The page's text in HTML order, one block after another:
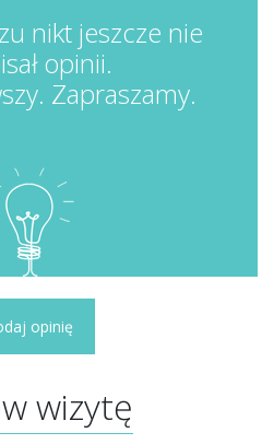
nikt jeszcze nie
opinii.
Zapraszamy.
opinię
wizytę